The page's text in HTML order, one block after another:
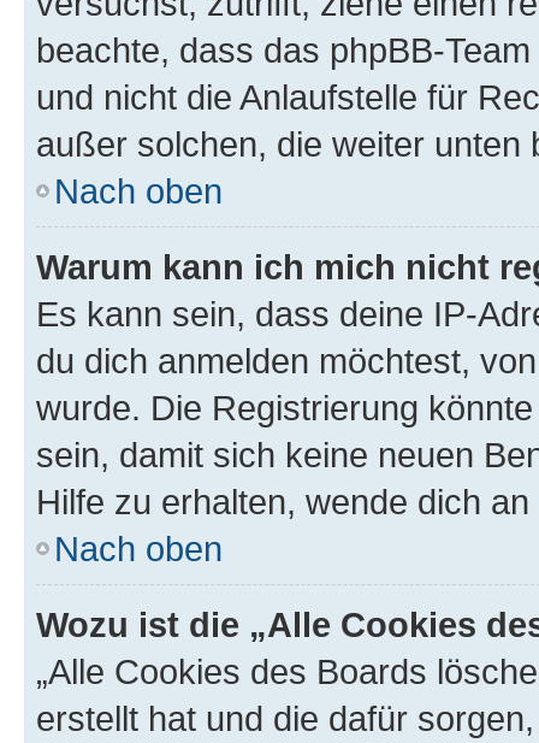
beachte, dass das phpBB-
und nicht die Anlaufstelle für
außer solchen, die weiter unten
Nach oben
Warum kann ich mich nicht
Es kann sein, dass deine IP-
du dich anmelden möchtest,
wurde. Die Registrierung
sein, damit sich keine neuen
Hilfe zu erhalten, wende dich
Nach oben
Wozu ist die „Alle Cookies
„Alle Cookies des Boards
erstellt hat und die dafür